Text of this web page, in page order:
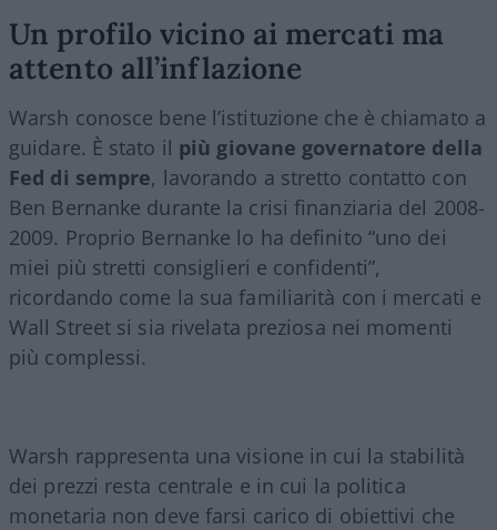
Un profilo vicino ai mercati ma
attento all’inflazione
Warsh conosce bene l’istituzione che è chiamato a
guidare. È stato il più giovane governatore della
Fed di sempre, lavorando a stretto contatto con
Ben Bernanke durante la crisi finanziaria del 2008-
2009. Proprio Bernanke lo ha definito “uno dei
miei più stretti consiglieri e confidenti”,
ricordando come la sua familiarità con i mercati e
Wall Street si sia rivelata preziosa nei momenti
più complessi.
Warsh rappresenta una visione in cui la stabilità
dei prezzi resta centrale e in cui la politica
monetaria non deve farsi carico di obiettivi che